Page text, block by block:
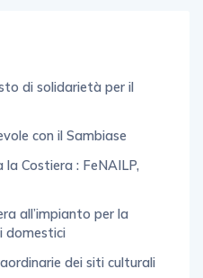
con il Sambiase
Costiera : FeNAILP,
all’impianto per la
domestici
dei siti culturali